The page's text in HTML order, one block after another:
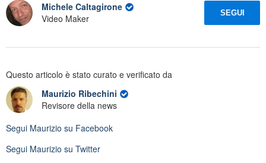
Michele Caltagirone
Video Maker
SEGUI
Questo articolo è stato curato e verificato da
Maurizio Ribechini
Revisore della news
Segui Maurizio su Facebook
Segui Maurizio su Twitter